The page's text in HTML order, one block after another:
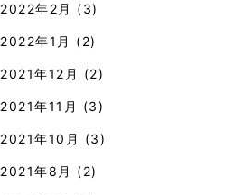
2022年2月 (3)
2022年1月 (2)
2021年12月 (2)
2021年11月 (3)
2021年10月 (3)
2021年8月 (2)